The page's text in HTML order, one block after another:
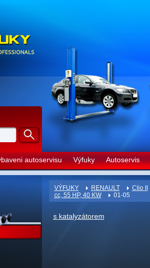
autoservisu Výfuky Autoservis
VÝFUKY RENAULT Clio II
cc, 55 HP, 40 KW
01-05
s katalyzátorem